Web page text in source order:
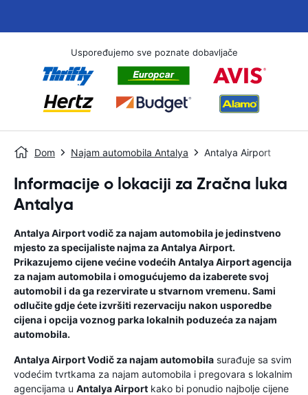
Uspoređujemo sve poznate dobavljače
Dom Najam automobila Antalya Antalya Airport
Informacije o lokaciji za Zračna luka
Antalya
Antalya Airportvodič za najam automobilaje jedinstveno
mjesto za specijaliste najma zaAntalya Airport.
Prikazujemo cijene većine vodećih Antalya Airportagencija
za najam automobila i omogućujemo da izaberete svoj
automobil i da ga rezervirate u stvarnom vremenu. Sami
odlučite gdje ćete izvršiti rezervaciju nakon usporedbe
cijena i opcija voznog parka lokalnih poduzeća za najam
automobila.
Antalya AirportVodič za najam automobila surađuje sa svim
vodećim tvrtkama za najam automobila i pregovara s lokalnim
agencijama u Antalya Airport kako bi ponudio najbolje cijene